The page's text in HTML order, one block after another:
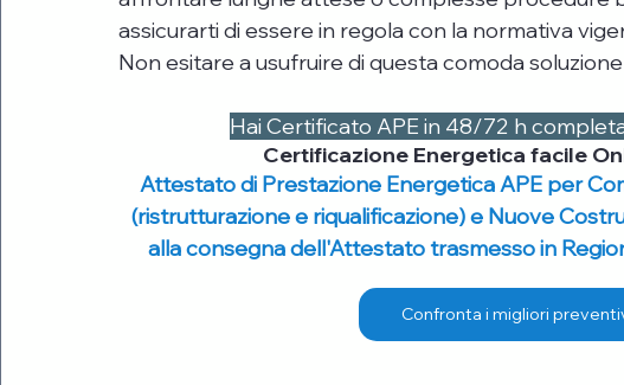
assicurarti di essere in regola con la normativa
Non esitare a usufruire di questa comoda
Hai Certificato APE in 48/72 h
Certificazione Energetica facile
Attestato di Prestazione Energetica APE per
(ristrutturazione e riqualificazione) e Nuove
alla consegna dell'Attestato trasmesso in
Confronta i migliori